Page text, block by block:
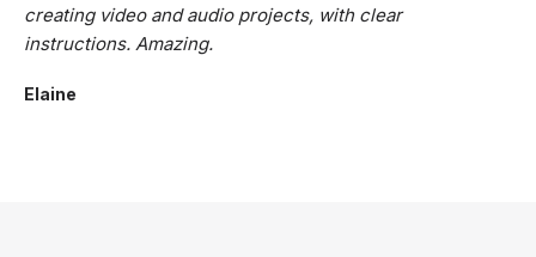
creating video and audio projects, with clear
instructions. Amazing.
Elaine